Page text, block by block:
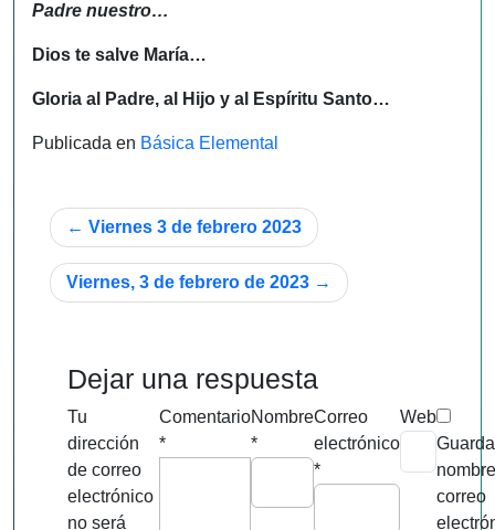
Padre nuestro…
Dios te salve María…
Gloria al Padre, al Hijo y al Espíritu Santo…
Publicada en Básica Elemental
Navegación
de
entradas
Viernes 3 de febrero 2023
Viernes, 3 de febrero de 2023
Dejar una respuesta
Tu
dirección
de correo
electrónico
no será
Comentario
*
Nombre
*
Correo
electrónico
*
Web
correo